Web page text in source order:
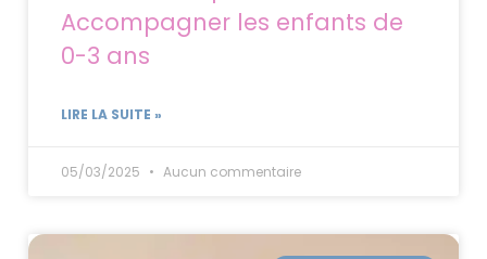
Accompagner les enfants de
0-3 ans
LIRE LA SUITE »
05/03/2025 Aucun commentaire